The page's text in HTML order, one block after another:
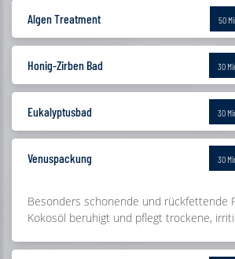
Algen Treatment 50
Honig-Zirben Bad 30
Eukalyptusbad 30
Venuspackung 30
Besonders schonende und rückfettende
Kokosöl beruhigt und pflegt trockene,